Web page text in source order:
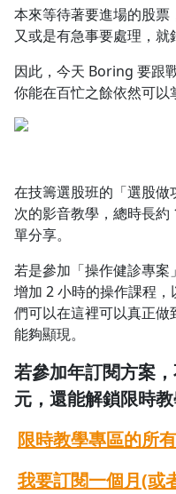
本來等待著要進場的股
又或是有急事要處理，就
因此，今天 Boring 要跟
你能在百忙之餘依然可以
在技籌選股班的「選股
次的影音教學，總時長
單分享。
若是參加「操作健診專
增加 2 小時的操作課程
們可以在這裡可以真正
能夠顯現。
若參加年訂閱方案
元，還能解鎖限時
限時教學專區的所
我要訂閱一個月(或
1.25x
1.0x